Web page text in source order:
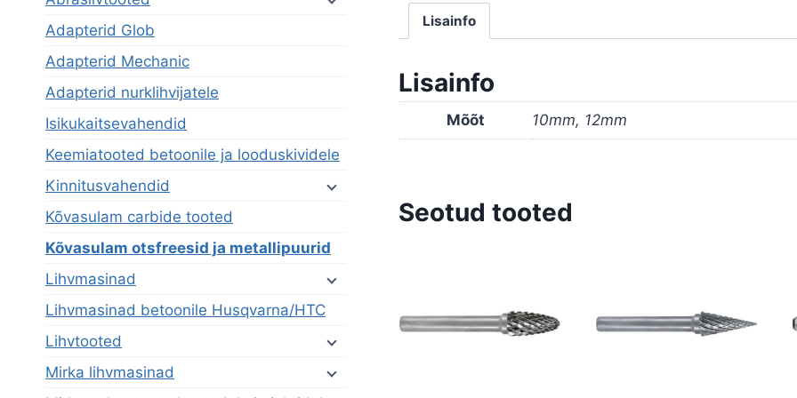
Lisainfo
Lisainfo
Mõõt 10mm, 12mm
Seotud tooted
Adapterid Glob
Adapterid Mechanic
Adapterid nurklihvijatele
Isikukaitsevahendid
Keemiatooted betoonile ja looduskividele
Kinnitusvahendid
Kõvasulam carbide tooted
Kõvasulam otsfreesid ja metallipuurid
Lihvmasinad
Lihvmasinad betoonile Husqvarna/HTC
Lihvtooted
Mirka lihvmasinad